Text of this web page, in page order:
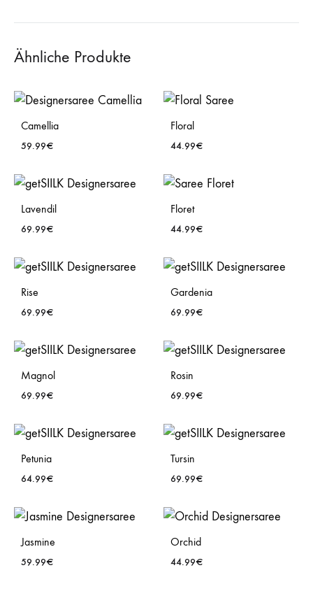
Ähnliche Produkte
Camellia
59.99€
WISHLIST
Floral
44.99€
Lavendil
69.99€
WISHLIST
Floret
44.99€
Rise
69.99€
WISHLIST
Gardenia
69.99€
Magnol
69.99€
WISHLIST
Rosin
69.99€
Petunia
64.99€
WISHLIST
Tursin
69.99€
Jasmine
59.99€
Orchid
44.99€